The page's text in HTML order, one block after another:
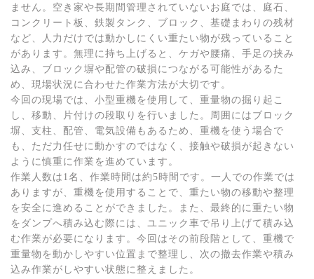
ません。空き家や長期間管理されていないお庭では、庭石、
コンクリート板、鉄製タンク、ブロック、基礎まわりの残材
など、人力だけでは動かしにくい重たい物が残っていること
があります。無理に持ち上げると、ケガや腰痛、手足の挟み
込み、ブロック塀や配管の破損につながる可能性があるた
め、現場状況に合わせた作業方法が大切です。
今回の現場では、小型重機を使用して、重量物の掘り起こ
し、移動、片付けの段取りを行いました。周囲にはブロック
塀、支柱、配管、電気設備もあるため、重機を使う場合で
も、ただ力任せに動かすのではなく、接触や破損が起きない
ように慎重に作業を進めています。
作業人数は1名、作業時間は約5時間です。一人での作業では
ありますが、重機を使用することで、重たい物の移動や整理
を安全に進めることができました。また、最終的に重たい物
をダンプへ積み込む際には、ユニック車で吊り上げて積み込
む作業が必要になります。今回はその前段階として、重機で
重量物を動かしやすい位置まで整理し、次の撤去作業や積み
込み作業がしやすい状態に整えました。